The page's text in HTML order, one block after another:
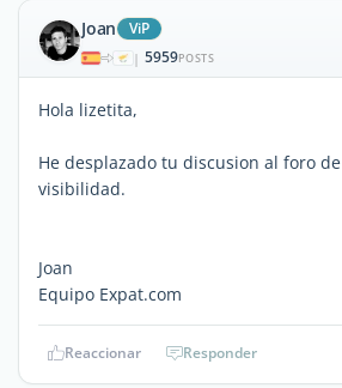
Joan ViP
| 5959POSTS
Hola lizetita,
He desplazado tu discusion al foro de
visibilidad.
Joan
Equipo Expat.com
Reaccionar Responder